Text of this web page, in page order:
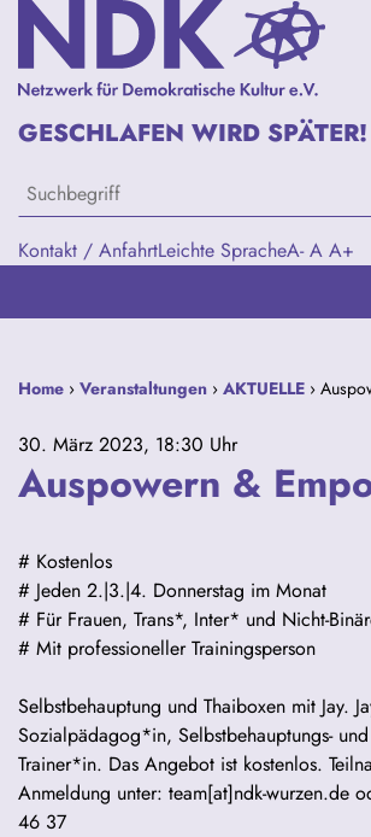
Kontakt / AnfahrtLeichte SpracheA- A A+
GESCHLAFEN WIRD SPÄTER!
Home › Veranstaltungen › AKTUELLE ›
30. März 2023, 18:30 Uhr
Auspowern &
# Kostenlos
# Jeden 2.|3.|4. Donnerstag im Monat
# Für Frauen, Trans*, Inter* und Nicht-
# Mit professioneller Trainingsperson
Selbstbehauptung und Thaiboxen mit Jay.
Sozialpädagog*in, Selbstbehauptungs-
Trainer*in. Das Angebot ist kostenlos.
Anmeldung unter: team[at]ndk-wurzen.de
46 37